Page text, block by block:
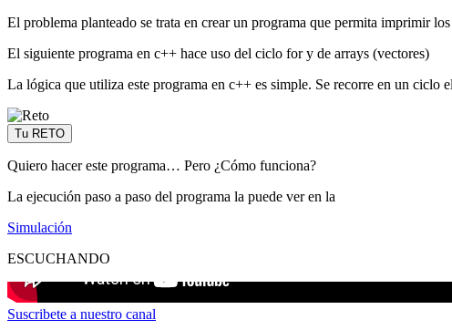
El problema planteado se trata en crear un programa que permita imprimir
El siguiente programa en c++ hace uso del ciclo for y de arrays (vectores)
La lógica que utiliza este programa en c++ es simple. Se recorre en un ciclo
Tu RETO
Quiero hacer este programa… Pero ¿Cómo funciona?
La ejecución paso a paso del programa la puede ver en la
Simulación
ESCUCHANDO
Suscribete a nuestro canal